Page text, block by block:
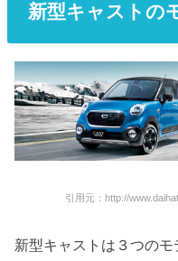
新型キャストの
引用元：http://
新型キャストは３つのモ